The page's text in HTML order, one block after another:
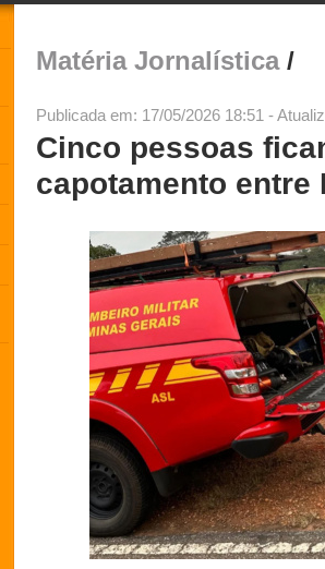
Matéria Jornalística/
Publicada em: 17/05/2026 18:51 -
Cinco pessoas
capotamento entre